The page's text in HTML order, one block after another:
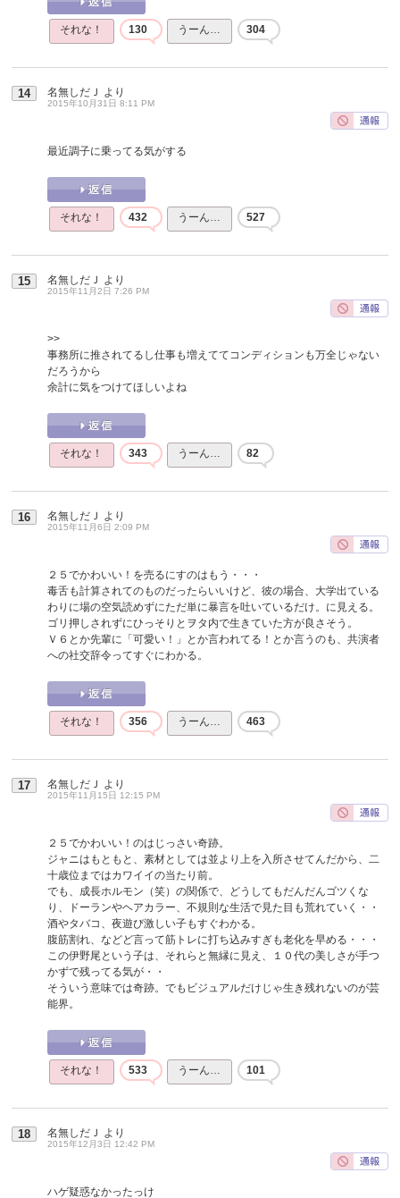
それな！ 130 うーん… 304
14 名無しだＪ より
2015年10月31日 8:11 PM
最近調子に乗ってる気がする
それな！ 432 うーん… 527
15 名無しだＪ より
2015年11月2日 7:26 PM
>>
事務所に推されてるし仕事も増えててコンディションも万全じゃない
だろうから
余計に気をつけてほしいよね
それな！ 343 うーん… 82
16 名無しだＪ より
2015年11月6日 2:09 PM
２５でかわいい！を売るにすのはもう・・・
毒舌も計算されてのものだったらいいけど、彼の場合、大学出ている
わりに場の空気読めずにただ単に暴言を吐いているだけ。に見える。
ゴリ押しされずにひっそりとヲタ内で生きていた方が良さそう。
Ｖ６とか先輩に「可愛い！」とか言われてる！とか言うのも、共演者
への社交辞令ってすぐにわかる。
それな！ 356 うーん… 463
17 名無しだＪ より
2015年11月15日 12:15 PM
２５でかわいい！のはじっさい奇跡。
ジャニはもともと、素材としては並より上を入所させてんだから、二
十歳位まではカワイイの当たり前。
でも、成長ホルモン（笑）の関係で、どうしてもだんだんゴツくな
り、ドーランやヘアカラー、不規則な生活で見た目も荒れていく・・
酒やタバコ、夜遊び激しい子もすぐわかる。
腹筋割れ、などど言って筋トレに打ち込みすぎも老化を早める・・・
この伊野尾という子は、それらと無縁に見え、１０代の美しさが手つ
かずで残ってる気が・・
そういう意味では奇跡。でもビジュアルだけじゃ生き残れないのが芸
能界。
それな！ 533 うーん… 101
18 名無しだＪ より
2015年12月3日 12:42 PM
ハゲ疑惑なかったっけ